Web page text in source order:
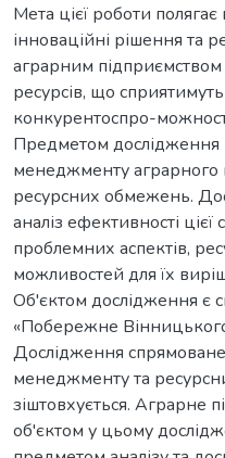
Мета цієї роботи
інноваційні рішення та
аграрним
ресурсів, що
конкурентоспро-можності
Предметом дослідження
менеджменту аграрного
ресурсних обмежень.
аналіз ефективності
проблемних аспектів,
можливостей для їх
Об'єктом дослідження є
«Побережне
Дослідження
менеджменту та
зіштовхується. Аграрне
об'єктом у цьому